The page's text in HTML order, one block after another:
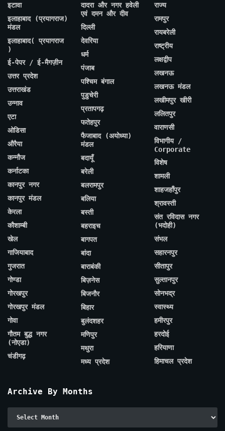
इटावा
इलाहाबाद (प्रयागराज)
मंडल
इलाहाबाद( प्रयागराज
)
ई-पेपर / ई-मैगज़ीन
उत्तर प्रदेश
उत्तराखंड
उन्नाव
एटा
ओडिसा
औरैया
कन्नौज
कर्नाटका
कानपुर नगर
कानपुर मंडल
केरला
कौशाम्बी
खेल
गाजियाबाद
गुजरात
गोण्डा
गोरखपुर
गोरखपुर मंडल
गोवा
गौतम बुद्ध नगर
(नोएडा)
चंडीगढ़
दादरा और नगर हवेली
एवं दमन और दीव
दिल्ली
देवरिया
धर्म
पंजाब
पश्चिम बंगाल
पुडुचेरी
प्रतापगढ़
फतेहपुर
फैजाबाद (अयोध्या)
मंडल
बदायूँ
बरेली
बलरामपुर
बलिया
बस्ती
बहराइच
बागपत
बांदा
बाराबंकी
बिज़नेस
बिजनौर
बिहार
बुलंदशहर
मणिपुर
मथुरा
मध्य प्रदेश
राज्य
रामपुर
रायबरेली
राष्ट्रीय
लक्षद्वीप
लखनऊ
लखनऊ मंडल
लखीमपुर खीरी
ललितपुर
वाराणसी
विभागीय /
Corporate
विशेष
शामली
शाहजहाँपुर
श्रावस्ती
संत रविदास नगर
(भदोही)
संभल
सहारनपुर
सीतापुर
सुल्तानपुर
सोनभद्र
स्वास्थ्य
हमीरपुर
हरदोई
हरियाणा
हिमाचल प्रदेश
Archive By Months